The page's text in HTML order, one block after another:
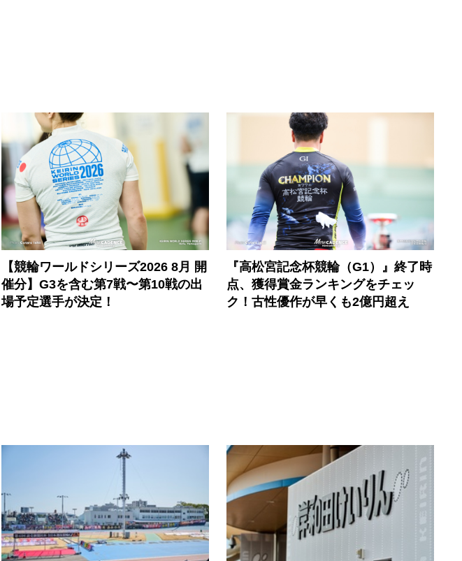
【競輪ワールドシリーズ2026 8月 開
催分】G3を含む第7戦〜第10戦の出
場予定選手が決定！
『高松宮記念杯競輪（G1）』終了時
点、獲得賞金ランキングをチェッ
ク！古性優作が早くも2億円超え